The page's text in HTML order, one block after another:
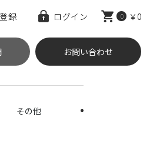
録 ログイン 0 ￥0
お問い合わせ
その他